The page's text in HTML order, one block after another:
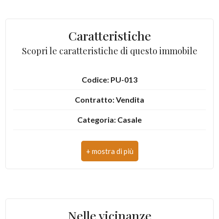
Caratteristiche
Scopri le caratteristiche di questo immobile
Codice: PU-013
Contratto: Vendita
Categoria: Casale
Indirizzo: Contrada Schito
CAP: 62028
Nelle vicinanze
Balcone/Terrazzo
Nuova costruzione